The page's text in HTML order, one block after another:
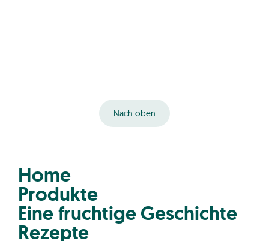
Home
Produkte
Eine fruchtige Geschichte
Rezepte
Nach oben